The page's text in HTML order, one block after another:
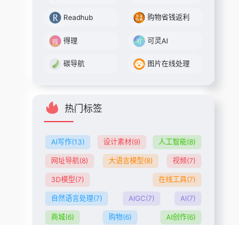
Readhub 购物省钱返利
得理 可灵AI
碳导航 图片在线处理
热门标签
AI写作(13) 设计素材(9) 人工智能(8)
网址导航(8) 大语言模型(8) 视频(7)
3D模型(7) 在线工具(7)
自然语言处理(7) AIGC(7) AI(7)
商城(6) 购物(6) AI创作(6)